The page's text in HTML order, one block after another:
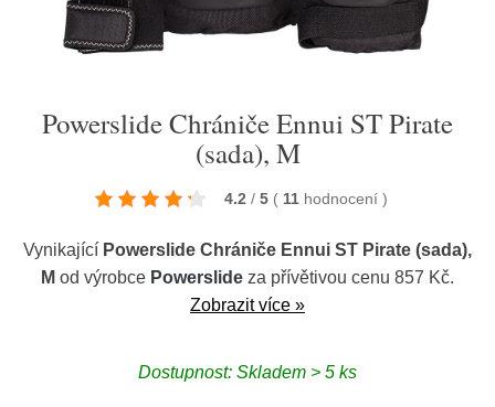
Powerslide Chrániče Ennui ST Pirate
(sada), M
4.2 / 5 ( 11 hodnocení )
Vynikající Powerslide Chrániče Ennui ST Pirate (sada),
M od výrobce Powerslide za přívětivou cenu 857 Kč.
Zobrazit více »
Dostupnost: Skladem > 5 ks